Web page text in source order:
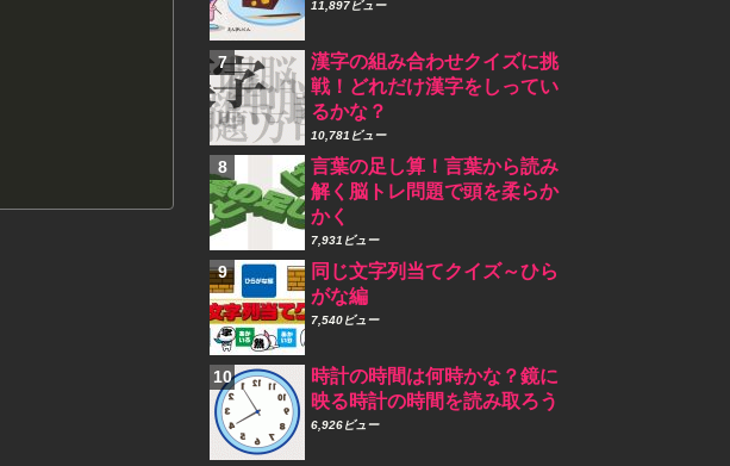
11,897ビュー
漢字の組み合わせクイズに挑
戦！どれだけ漢字をしってい
るかな？
10,781ビュー
言葉の足し算！言葉から読み
解く脳トレ問題で頭を柔らか
かく
7,931ビュー
同じ文字列当てクイズ～ひら
がな編
7,540ビュー
時計の時間は何時かな？鏡に
映る時計の時間を読み取ろう
6,926ビュー